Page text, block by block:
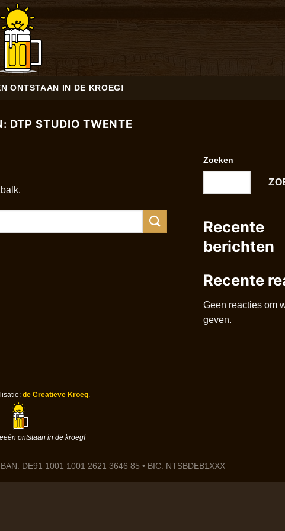
ONTSTAAN IN DE KROEG!
DTP STUDIO TWENTE
Zoeken
Recente
berichten
Recente
Geen reacties om
geven.
de Creatieve Kroeg
ontstaan in de kroeg!
DE91 1001 1001 2621 3646 85 • BIC: NTSBDEB1XXX